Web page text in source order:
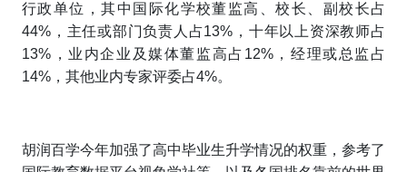
行政单位，其中国际化学校董监高、校长、副校长占
44%，主任或部门负责人占13%，十年以上资深教师占
13%，业内企业及媒体董监高占12%，经理或总监占
14%，其他业内专家评委占4%。
胡润百学今年加强了高中毕业生升学情况的权重，参考了